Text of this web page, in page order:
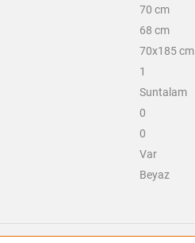
70 cm
68 cm
70x185 cm
1
Suntalam
0
0
Var
Beyaz